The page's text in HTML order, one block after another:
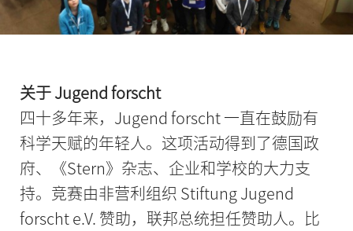
关于 Jugend forscht
四十多年来，Jugend forscht 一直在鼓励有
科学天赋的年轻人。这项活动得到了德国政
府、《Stern》杂志、企业和学校的大力支
持。竞赛由非营利组织 Stiftung Jugend
forscht e.V. 赞助，联邦总统担任赞助人。比